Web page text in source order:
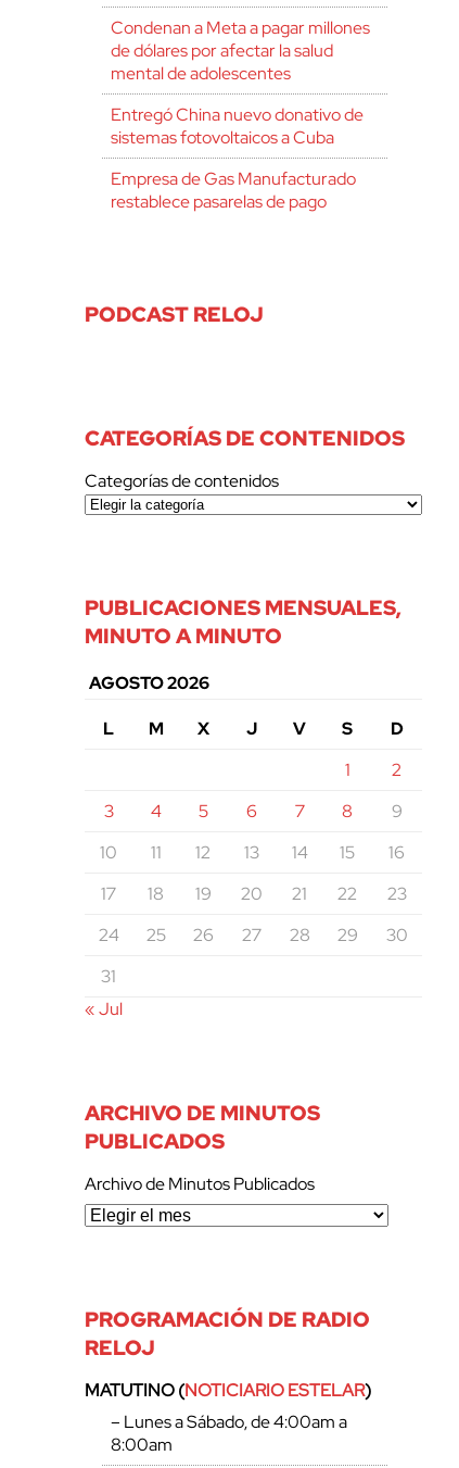
Condenan a Meta a pagar millones
de dólares por afectar la salud
mental de adolescentes
Entregó China nuevo donativo de
sistemas fotovoltaicos a Cuba
Empresa de Gas Manufacturado
restablece pasarelas de pago
PODCAST RELOJ
CATEGORÍAS DE CONTENIDOS
Categorías de contenidos
PUBLICACIONES MENSUALES,
MINUTO A MINUTO
AGOSTO 2026
L
M X J V S
D
1
2
3
4 5 6 7 8
9
10
11 12 13 14 15
16
17
18 19 20 21 22
23
24
25 26 27 28 29
30
31
« Jul
ARCHIVO DE MINUTOS
PUBLICADOS
Archivo de Minutos Publicados
PROGRAMACIÓN DE RADIO
RELOJ
MATUTINO (NOTICIARIO ESTELAR)
– Lunes a Sábado, de 4:00am a
8:00am